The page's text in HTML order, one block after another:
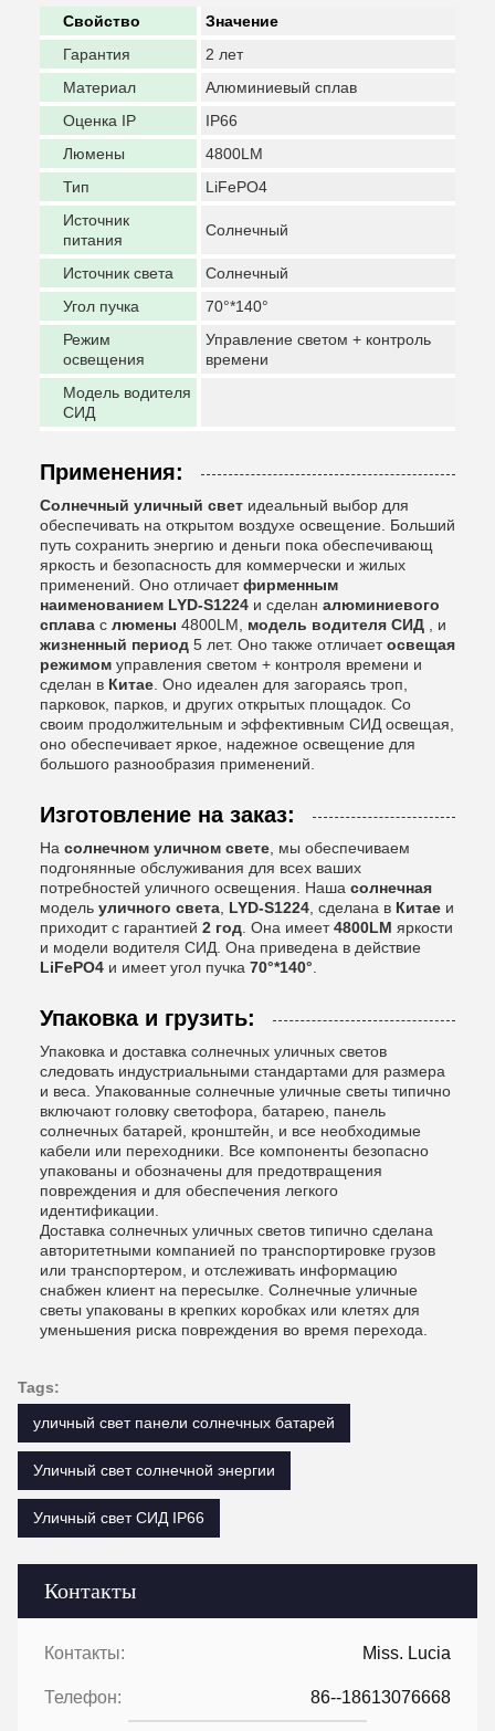
Контакты
Контакты: Miss. Lucia
Телефон: 86--18613076668
Свойство
Значение
Гарантия
2 лет
Материал
Алюминиевый сплав
Оценка IP
IP66
Люмены
4800LM
Тип
LiFePO4
Источник
питания
Солнечный
Источник света
Солнечный
Угол пучка
70°*140°
Режим
освещения
Управление светом + контроль
времени
Модель водителя
СИД
Применения:
Солнечный уличный свет идеальный выбор для
обеспечивать на открытом воздухе освещение. Больший
путь сохранить энергию и деньги пока обеспечивающ
яркость и безопасность для коммерчески и жилых
применений. Оно отличаетфирменным
наименованием LYD-S1224 и сделан алюминиевого
сплава с люмены 4800LM, модель водителя СИД , и
жизненный период 5 лет. Оно также отличаетосвещая
режимом управления светом + контроля времени и
сделан в Китае . Оно идеален для загораясь троп,
парковок, парков, и других открытых площадок. Со
своим продолжительным и эффективным СИД освещая,
оно обеспечивает яркое, надежное освещение для
большого разнообразия применений.
Изготовление на заказ:
На солнечном уличном свете , мы обеспечиваем
подгонянные обслуживания для всех ваших
потребностей уличного освещения. Наша солнечная
модель уличного света LYD-S1224 , сделана в Китае и
приходит с гарантией 2 год . Она имеет4800LM яркости
и модели водителя СИД. Она приведена в действие
LiFePO4 и имеет угол пучка 70°*140°
Упаковка и грузить:
Упаковка и доставка солнечных уличных светов
следовать индустриальными стандартами для размера
и веса. Упакованные солнечные уличные светы типично
включают головку светофора, батарею, панель
солнечных батарей, кронштейн, и все необходимые
кабели или переходники. Все компоненты безопасно
упакованы и обозначены для предотвращения
повреждения и для обеспечения легкого
идентификации.
Доставка солнечных уличных светов типично сделана
авторитетными компанией по транспортировке грузов
или транспортером, и отслеживать информацию
снабжен клиент на пересылке. Солнечные уличные
светы упакованы в крепких коробках или клетях для
уменьшения риска повреждения во время перехода.
Tags:
уличный свет панели солнечных батарей
Уличный свет солнечной энергии
Уличный свет СИД IP66